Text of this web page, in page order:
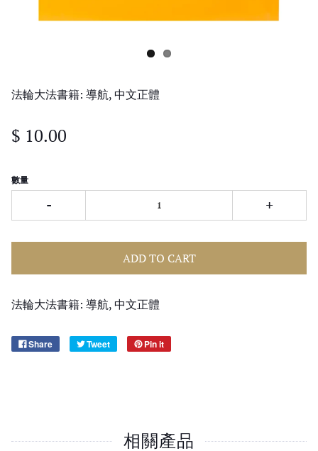
法輪大法書籍: 導航, 中文正體
$ 10.00
數量
- +
ADD TO CART
法輪大法書籍: 導航, 中文正體
Share Tweet Pin it
相關產品